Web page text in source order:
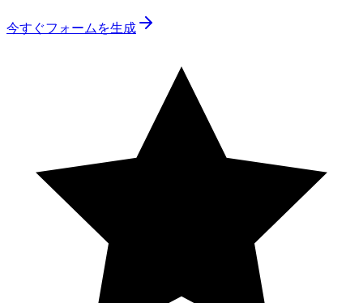
今すぐフォームを生成